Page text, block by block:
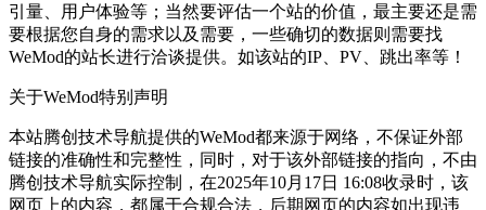
引量、用户体验等；当然要评估一个站的价值，最主要还是需
要根据您自身的需求以及需要，一些确切的数据则需要找
WeMod的站长进行洽谈提供。如该站的IP、PV、跳出率等！
关于WeMod特别声明
本站腾创技术导航提供的WeMod都来源于网络，不保证外部
链接的准确性和完整性，同时，对于该外部链接的指向，不由
腾创技术导航实际控制，在2025年10月17日 16:08收录时，该
网页上的内容，都属于合规合法，后期网页的内容如出现违